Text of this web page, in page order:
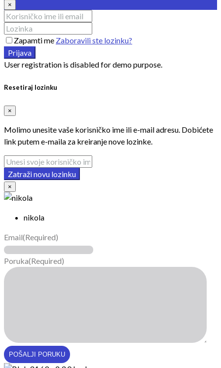
×
Zapamti me Zaboravili ste lozinku?
Prijava
User registration is disabled for demo purpose.
Resetiraj lozinku
×
Molimo unesite vaše korisničko ime ili e-mail adresu. Dobićete
link putem e-maila za kreiranje nove lozinke.
Zatraži novu lozinku
×
nikola
Email(Required)
Poruka(Required)